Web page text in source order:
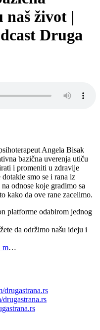
život |
Druga
Angela Bisak
bazična uverenja utiču
i promeniti u zdravije
smo se i rana iz
odnose koje gradimo sa
kako da ove rane zacelimo.
platforme odabirom jednog
da održimo našu ideju i
…
drugastrana.rs